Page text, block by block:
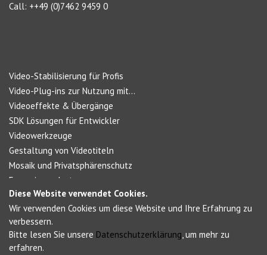
Call: ++49 (0)7462 9459 0
Video-Stabilisierung für Profis
Video-Plug-ins zur Nutzung mit...
Videoeffekte & Übergänge
SDK Lösungen für Entwickler
Videowerkzeuge
Gestaltung von Videotiteln
Mosaik und Privatsphärenschutz
Forensic products
Social Networks
Diese Website verwendet Cookies.
Wir verwenden Cookies um diese Website und Ihre Erfahrung zu
verbessern.
Bitte lesen Sie unsere Datenschutzerklärung, um mehr zu
erfahren.